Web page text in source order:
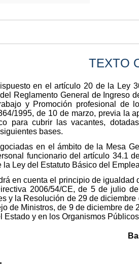
TEXTO
en el artículo 20 de la Ley
Reglamento General de Ingreso
y Promoción profesional de
1995, de 10 de marzo, previa la
para cubrir las vacantes,
bases.
en el ámbito de la Mesa
funcionario del artículo 34.1
la Ley del Estatuto Básico del
en cuenta el principio de
2006/54/CE, de 5 de julio
y la Resolución de 29 de
de Ministros, de 9 de diciembre
Estado y en los Organismos